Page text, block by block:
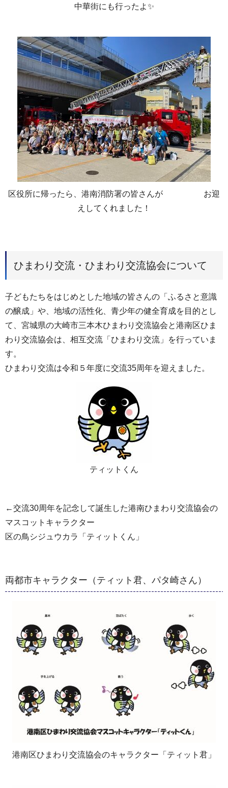
中華街にも行ったよ✨
区役所に帰ったら、港南消防署の皆さんが お迎
えしてくれました！
ひまわり交流・ひまわり交流協会について
子どもたちをはじめとした地域の皆さんの「ふるさと意識
の醸成」や、地域の活性化、青少年の健全育成を目的とし
て、宮城県の大崎市三本木ひまわり交流協会と港南区ひま
わり交流協会は、相互交流「ひまわり交流」を行っていま
す。
ひまわり交流は令和５年度に交流35周年を迎えました。
ティットくん
←交流30周年を記念して誕生した港南ひまわり交流協会の
マスコットキャラクター
区の鳥シジュウカラ「ティットくん」
両都市キャラクター（ティット君、パタ崎さん）
港南区ひまわり交流協会のキャラクター「ティット君」